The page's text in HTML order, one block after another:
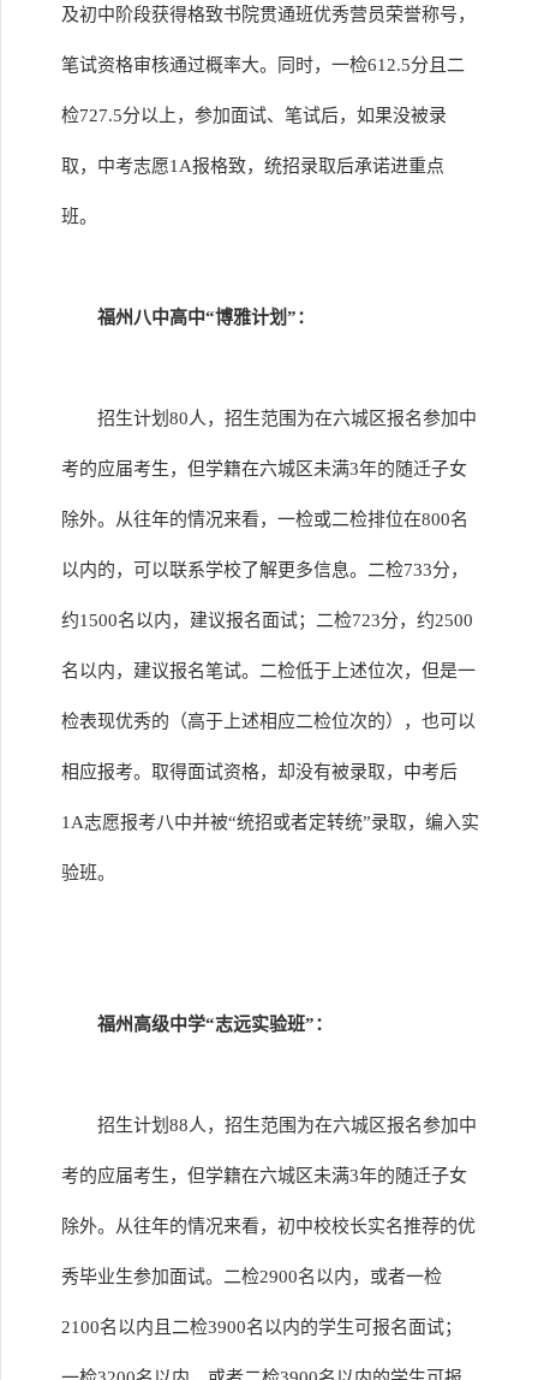
及初中阶段获得格致书院贯通班优秀营员荣誉称号，
笔试资格审核通过概率大。同时，一检612.5分且二
检727.5分以上，参加面试、笔试后，如果没被录
取，中考志愿1A报格致，统招录取后承诺进重点
班。
福州八中高中“博雅计划”：
招生计划80人，招生范围为在六城区报名参加中
考的应届考生，但学籍在六城区未满3年的随迁子女
除外。从往年的情况来看，一检或二检排位在800名
以内的，可以联系学校了解更多信息。二检733分，
约1500名以内，建议报名面试；二检723分，约2500
名以内，建议报名笔试。二检低于上述位次，但是一
检表现优秀的（高于上述相应二检位次的），也可以
相应报考。取得面试资格，却没有被录取，中考后
1A志愿报考八中并被“统招或者定转统”录取，编入实
验班。
福州高级中学“志远实验班”：
招生计划88人，招生范围为在六城区报名参加中
考的应届考生，但学籍在六城区未满3年的随迁子女
除外。从往年的情况来看，初中校校长实名推荐的优
秀毕业生参加面试。二检2900名以内，或者一检
2100名以内且二检3900名以内的学生可报名面试；